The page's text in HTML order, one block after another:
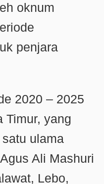
oknum
penjara
2020 – 2025
Timur, yang
satu ulama
Ali Mashuri
Lebo,